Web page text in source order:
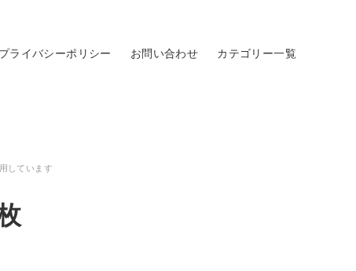
プライバシーポリシー お問い合わせ カテゴリー一覧
しています